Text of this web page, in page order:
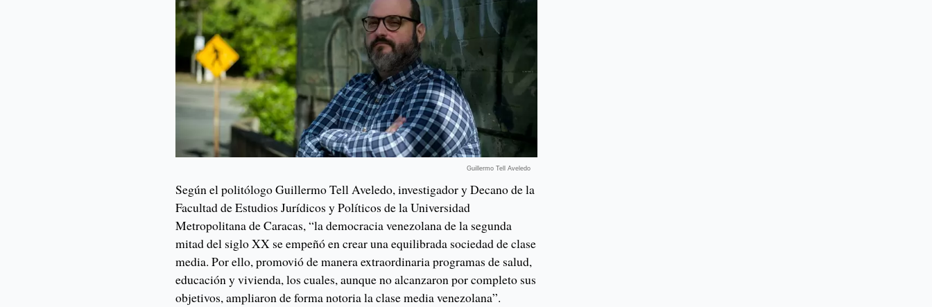
Guillermo Tell Aveledo
Según el politólogo Guillermo Tell Aveledo, investigador y Decano de la
Facultad de Estudios Jurídicos y Políticos de la Universidad
Metropolitana de Caracas, “la democracia venezolana de la segunda
mitad del siglo XX se empeñó en crear una equilibrada sociedad de clase
media. Por ello, promovió de manera extraordinaria programas de salud,
educación y vivienda, los cuales, aunque no alcanzaron por completo sus
objetivos, ampliaron de forma notoria la clase media venezolana”.